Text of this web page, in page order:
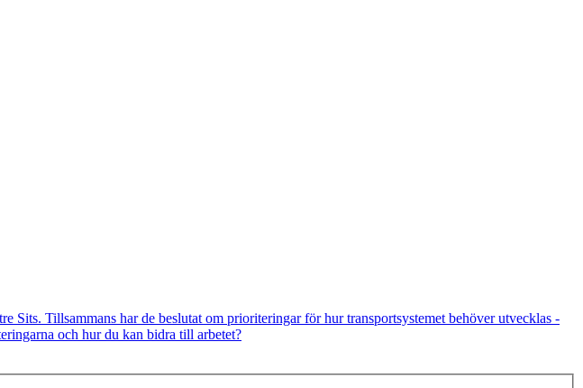
Sits. Tillsammans har de beslutat om prioriteringar för hur transportsystemet behöver utvecklas -
och hur du kan bidra till arbetet?